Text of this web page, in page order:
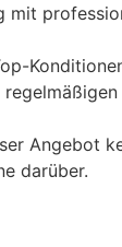
mit
Angebot
darüber.